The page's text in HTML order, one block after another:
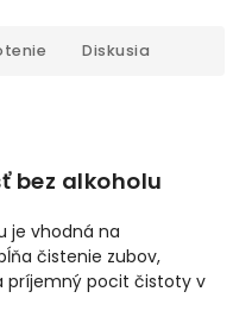
Diskusia
bez alkoholu
je vhodná na
čistenie zubov,
príjemný pocit čistoty v